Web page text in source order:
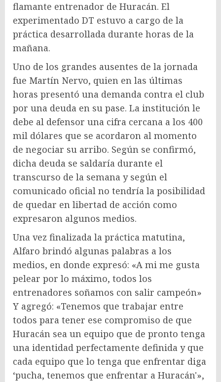
flamante entrenador de Huracán. El
experimentado DT estuvo a cargo de la
práctica desarrollada durante horas de la
mañana.
Uno de los grandes ausentes de la jornada
fue Martín Nervo, quien en las últimas
horas presentó una demanda contra el club
por una deuda en su pase. La institución le
debe al defensor una cifra cercana a los 400
mil dólares que se acordaron al momento
de negociar su arribo. Según se confirmó,
dicha deuda se saldaría durante el
transcurso de la semana y según el
comunicado oficial no tendría la posibilidad
de quedar en libertad de acción como
expresaron algunos medios.
Una vez finalizada la práctica matutina,
Alfaro brindó algunas palabras a los
medios, en donde expresó: «A mi me gusta
pelear por lo máximo, todos los
entrenadores soñamos con salir campeón»
Y agregó: «Tenemos que trabajar entre
todos para tener ese compromiso de que
Huracán sea un equipo que de pronto tenga
una identidad perfectamente definida y que
cada equipo que lo tenga que enfrentar diga
‘pucha, tenemos que enfrentar a Huracán'»,